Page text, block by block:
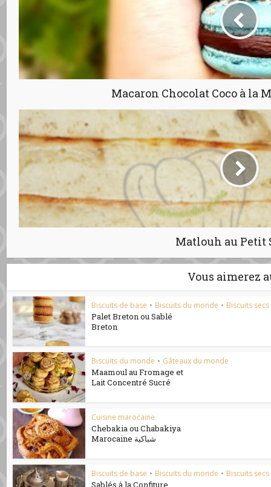
Macaron Chocolat Coco à la
Matlouh au Petit
Vous aimerez
Biscuits de base • Biscuits du monde • Biscuits
Palet Breton ou Sablé
Breton
Biscuits du monde • Gâteaux du monde
Maamoul au Fromage et
Lait Concentré Sucré
Cuisine marocaine
Chebakia ou Chabakiya
Marocaine شباكية
Biscuits de base • Biscuits du monde • Biscuits
Sablés à la Confiture